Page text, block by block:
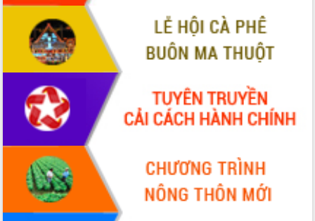
Quyết liệt tháo gỡ vướng mắc, đẩy
nhanh tiến độ các dự án trọng điểm
trong Khu kinh tế Nam Phú Yên
Hòn Yến phát triển du lịch gắn với bảo
tồn biển
Lấy ý kiến điều chỉnh Quy hoạch tỉnh
Đắk Lắk thời kỳ 2021-2030, tầm nhìn
đến năm 2050
Phát động chiến dịch 30 ngày đêm
giải phóng mặt bằng Tuyến đường bộ
ven biển
Đắk Lắk nỗ lực thúc đẩy tăng trưởng
kinh tế từ 10% trở lên trong Quý
II/2026